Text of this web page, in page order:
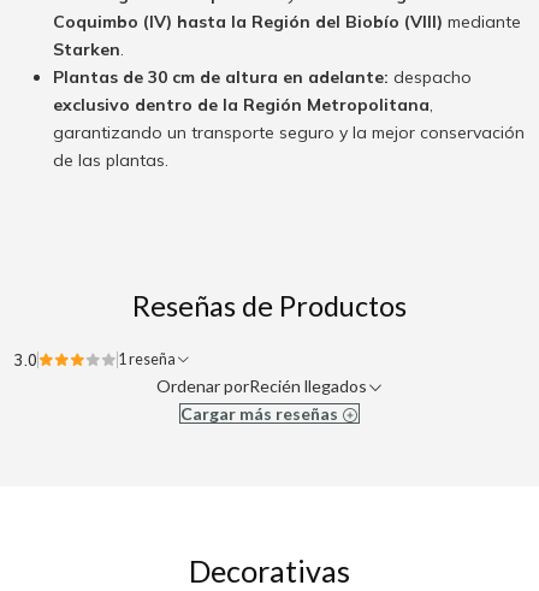
Coquimbo (IV) hasta la Región del Biobío (VIII) mediante
Starken.
Plantas de 30 cm de altura en adelante: despacho
exclusivo dentro de la Región Metropolitana,
garantizando un transporte seguro y la mejor conservación
de las plantas.
Reseñas de Productos
3.0 1 reseña
Ordenar porRecién llegados
Cargar más reseñas
Decorativas